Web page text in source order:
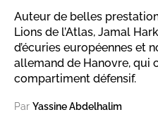
Auteur de belles
Lions de l’Atlas, Jamal
d’écuries européennes et
allemand de Hanovre, qui
compartiment défensif.
Par Yassine Abdelhalim